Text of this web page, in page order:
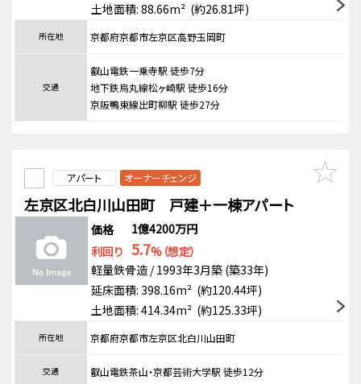
土地面積: 88.66m² (約26.81坪)
所在地 京都府京都市左京区高野玉岡町
交通
叡山電鉄一乗寺駅 徒歩7分
地下鉄烏丸線松ヶ崎駅 徒歩16分
京阪鴨東線出町柳駅 徒歩27分
アパート オーナーチェンジ
左京区北白川山田町 戸建＋一棟アパート
価格
1億4200万円
利回り 5.7%（想定）
軽量鉄骨造 / 1993年3月築 (築33年)
延床面積: 398.16m² (約120.44坪)
土地面積: 414.34m² (約125.33坪)
所在地 京都府京都市左京区北白川山田町
交通 叡山電鉄茶山・京都芸術大学駅 徒歩12分